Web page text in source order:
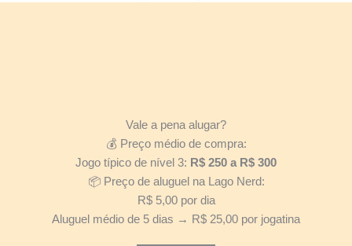
Vale a pena alugar?
💰 Preço médio de compra:
Jogo típico de nível 3: R$ 250 a R$ 300
📦 Preço de aluguel na Lago Nerd:
R$ 5,00 por dia
Aluguel médio de 5 dias → R$ 25,00 por jogatina